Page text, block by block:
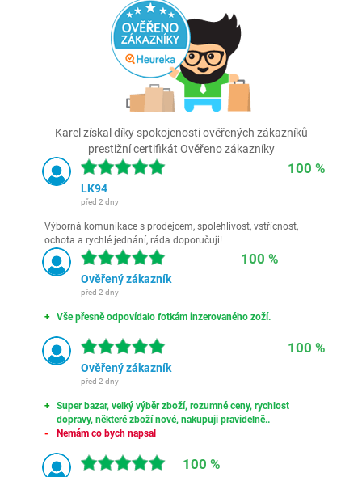
Karel získal díky spokojenosti ověřených zákazníků
prestižní certifikát Ověřeno zákazníky
100 %
LK94
před 2 dny
Výborná komunikace s prodejcem, spolehlivost, vstřícnost,
ochota a rychlé jednání, ráda doporučuji!
100 %
Ověřený zákazník
před 2 dny
Vše přesně odpovídalo fotkám inzerovaného zoží.
100 %
Ověřený zákazník
před 2 dny
Super bazar, velký výběr zboží, rozumné ceny, rychlost
dopravy, některé zboží nové, nakupuji pravidelně..
Nemám co bych napsal
100 %